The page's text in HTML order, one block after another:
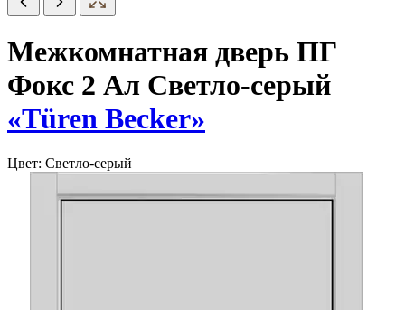
Межкомнатная дверь ПГ
Фокс 2 Ал Светло-серый
«Türen Becker»
Цвет: Светло-серый